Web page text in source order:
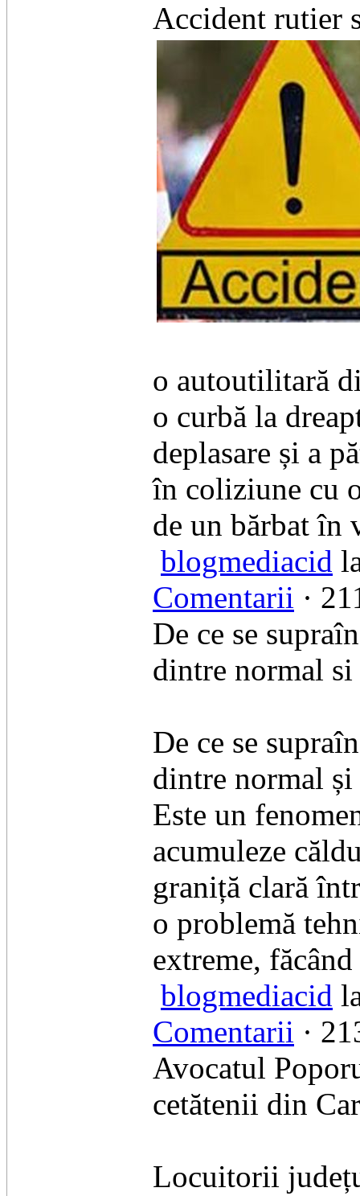
Accident rutier
o autoutilitară
o curbă la
deplasare și a
în coliziune cu
de un bărbat în
blogmediacid
Comentarii ·
De ce se
dintre normal
De ce se
dintre normal
​Este un
acumuleze
graniță clară
o problemă
extreme,
blogmediacid
Comentarii ·
Avocatul
cetătenii din
​Locuitorii